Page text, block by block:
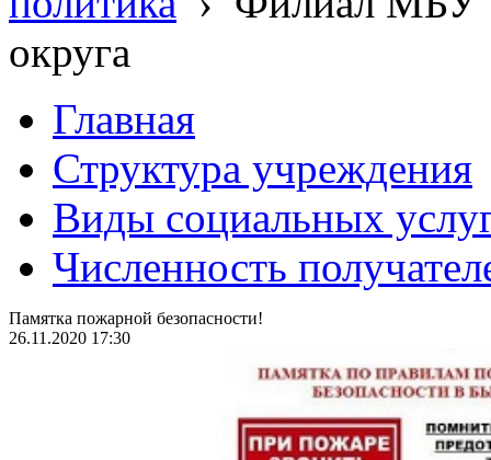
округа
Главная
Структура учреждения
Виды социальных
Численность
Памятка пожарной безопасности!
26.11.2020 17:30